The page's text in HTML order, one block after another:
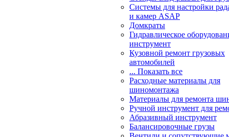
Системы для настройки
и камер ASAP
Домкраты
Гидравлическое
инструмент
Кузовной ремонт грузовых
автомобилей
... Показать все
Расходные материалы для
шиномонтажа
Материалы для ремонта
Ручной инструмент для
Абразивный инструмент
Балансировочные грузы